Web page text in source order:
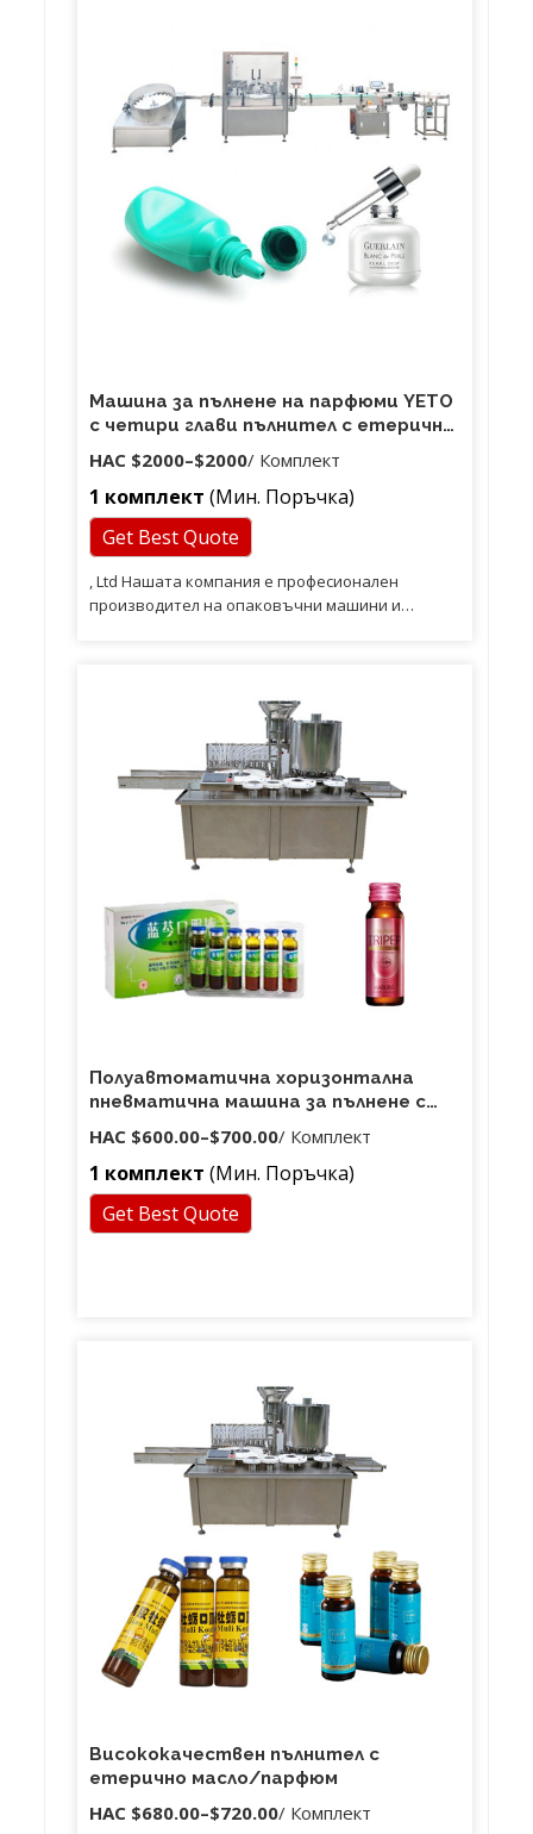
Машина за пълнене на парфюми YETO
с четири глави пълнител с етерично
масло
НАС $2000–$2000/ Комплект
1 комплект (Мин. Поръчка)
Get Best Quote
, Ltd Нашата компания е професионален
производител на опаковъчни машини и
дългосрочно и проспериращо сътрудничество
с клиенти по целия свят.
Полуавтоматична хоризонтална
пневматична машина за пълнене с
етерично масло
НАС $600.00–$700.00/ Комплект
1 комплект (Мин. Поръчка)
Get Best Quote
Висококачествен пълнител с
етерично масло/парфюм
НАС $680.00–$720.00/ Комплект